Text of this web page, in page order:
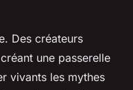
Des créateurs
une passerelle
vivants les mythes